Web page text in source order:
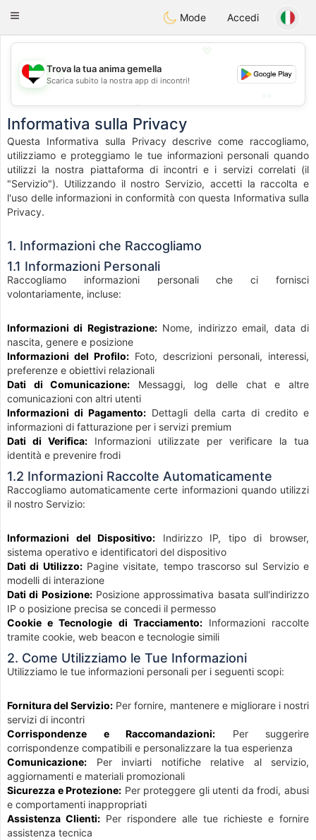
Emirates Chat
Toggle
Mode Accedi
💖
💕
Trova la tua anima gemella
Scarica subito la nostra app di incontri!
Informativa sulla Privacy
Questa Informativa sulla Privacy descrive come raccogliamo,
utilizziamo e proteggiamo le tue informazioni personali quando
utilizzi la nostra piattaforma di incontri e i servizi correlati (il
"Servizio"). Utilizzando il nostro Servizio, accetti la raccolta e
l'uso delle informazioni in conformità con questa Informativa sulla
Privacy.
1. Informazioni che Raccogliamo
1.1 Informazioni Personali
Raccogliamo informazioni personali che ci fornisci
volontariamente, incluse:
Informazioni di Registrazione:Nome, indirizzo email, data di
nascita, genere e posizione
Informazioni del Profilo: Foto, descrizioni personali, interessi,
preferenze e obiettivi relazionali
Dati di Comunicazione: Messaggi, log delle chat e altre
comunicazioni con altri utenti
Informazioni di Pagamento: Dettagli della carta di credito e
informazioni di fatturazione per i servizi premium
Dati di Verifica: Informazioni utilizzate per verificare la tua
identità e prevenire frodi
1.2 Informazioni Raccolte Automaticamente
Raccogliamo automaticamente certe informazioni quando utilizzi
il nostro Servizio:
Informazioni del Dispositivo: Indirizzo IP, tipo di browser,
sistema operativo e identificatori del dispositivo
Dati di Utilizzo:Pagine visitate, tempo trascorso sul Servizio e
modelli di interazione
Dati di Posizione:Posizione approssimativa basata sull'indirizzo
IP o posizione precisa se concedi il permesso
Cookie e Tecnologie di Tracciamento:Informazioni raccolte
tramite cookie, web beacon e tecnologie simili
2. Come Utilizziamo le Tue Informazioni
Utilizziamo le tue informazioni personali per i seguenti scopi:
Fornitura del Servizio: Per fornire, mantenere e migliorare i nostri
servizi di incontri
Corrispondenze e Raccomandazioni: Per suggerire
corrispondenze compatibili e personalizzare la tua esperienza
Comunicazione: Per inviarti notifiche relative al servizio,
aggiornamenti e materiali promozionali
Sicurezza e Protezione: Per proteggere gli utenti da frodi, abusi
e comportamenti inappropriati
Assistenza Clienti: Per rispondere alle tue richieste e fornire
assistenza tecnica